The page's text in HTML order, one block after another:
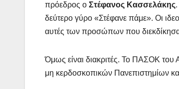
πρόεδρος ο Στέφανος Κασσελάκης
δεύτερο γύρο «Στέφανε πάμε». Οι
αυτές των προσώπων που
Όμως είναι διακριτές. Το ΠΑΣΟΚ του
μη κερδοσκοπικών Πανεπιστημίων